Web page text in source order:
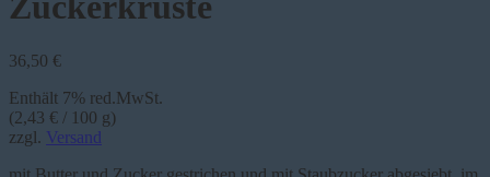
36,50 €
Enthält 7% red.MwSt.
(2,43 € / 100 g)
zzgl. Versand